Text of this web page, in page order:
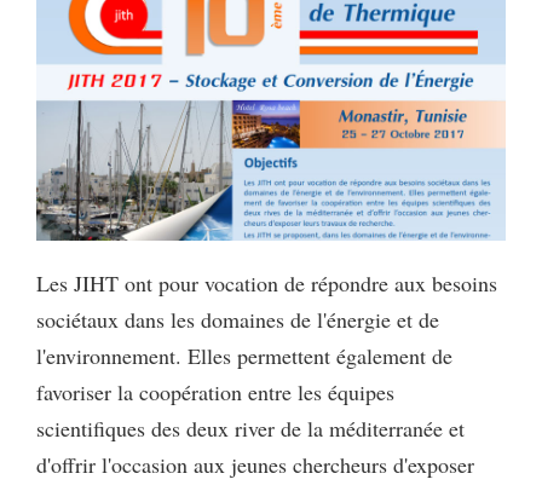
Les JIHT ont pour vocation de répondre aux besoins
sociétaux dans les domaines de l'énergie et de
l'environnement. Elles permettent également de
favoriser la coopération entre les équipes
scientifiques des deux river de la méditerranée et
d'offrir l'occasion aux jeunes chercheurs d'exposer